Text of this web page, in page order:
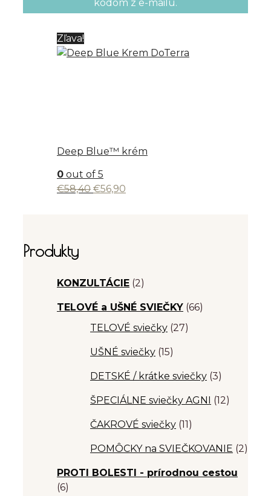
kódom z e-mailu.
Zľava!
Deep Blue™ krém
0 out of 5
€58,40 Pôvodná
€56,90
Produkty
KONZULTÁCIE (2)
TELOVÉ a UŠNÉ SVIEČKY (66)
TELOVÉ sviečky (27)
UŠNÉ sviečky (15)
DETSKÉ / krátke sviečky (3)
ŠPECIÁLNE sviečky AGNI (12)
ČAKROVÉ sviečky (11)
POMÔCKY na SVIEČKOVANIE (2)
PROTI BOLESTI - prírodnou cestou
(6)